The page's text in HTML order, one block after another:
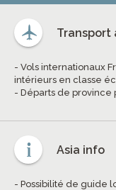
Transport
- Vols internationaux
intérieurs en classe
- Départs de province
Asia info
- Possibilité de guide